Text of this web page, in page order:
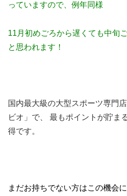
っていますので、 例年同様
11月初めごろから遅くても中旬
と思われます！
国内最大級の大型スポーツ専門
ビオ」で、 最もポイントが貯ま
得です。
まだお持ちでない方はこの機会に